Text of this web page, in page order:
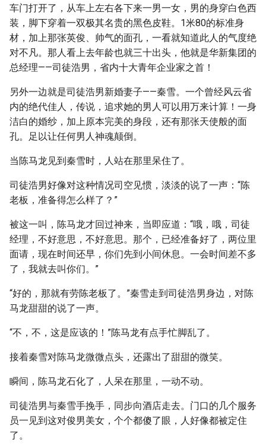
车门打开了，从车上左右各下来一男一女，男的身穿白色西
装，脚下穿着一双极其名贵的黑色皮鞋。1米80的标准身
材，加上那张英俊、帅气的面孔，一看就知道此人的气度绝
对不凡。那人看上去年龄也就三十出头，他就是华新集团的
总经理——司徒浩男，省内十大青年企业家之首！
另外一边就是司徒浩男新婚妻子——秦雪。一个曾经风云省
内的绝代佳人，传说，追求她的男人可以用万来计算！一身
洁白的婚纱，加上原本完美的身段，还有那张天使般的面
孔。足以让任何男人神魂颠倒。
当陈马龙见到秦雪时，人站在那里呆住了。
司徒浩男好像对这种情况司空见惯，淡淡的说了一声：“陈
老板，准备得怎么样了？”
被这一叫，陈马龙才回过神来，当即应道：“哦，哦，司徒
经理，不好意思，不好意思。那个，已经准备好了，两位里
面请，现在时间还早，你们先到小间休息。一会时间差不多
了，我就去叫你们。”
“好的，那就有劳陈老板了。”秦雪走到司徒浩男身边，对陈
马龙甜甜的说了一声。
“不，不，这是应该的！”陈马龙有点手忙脚乱了。
接着秦雪对陈马龙微微点头，还露出了甜甜的微笑。
瞬间，陈马龙石化了，人呆在那里，一动不动。
司徒浩男与秦雪手挽手，同步向酒店走去。门口的几个服务
员一见到这对俊男美女，个个都傻了眼，人好像都被定住
了。